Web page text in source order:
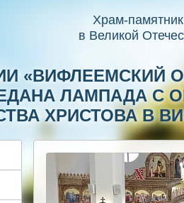
Xрам-
в Великой
«ВИФЛЕЕМСКИЙ
ЛАМПАДА С
ХРИСТОВА В